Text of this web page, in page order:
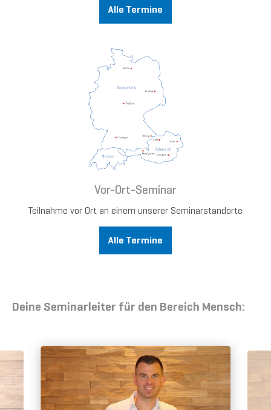
Alle Termine
Vor-Ort-Seminar
Teilnahme vor Ort an einem unserer Seminarstandorte
Alle Termine
Deine Seminarleiter für den Bereich Mensch: